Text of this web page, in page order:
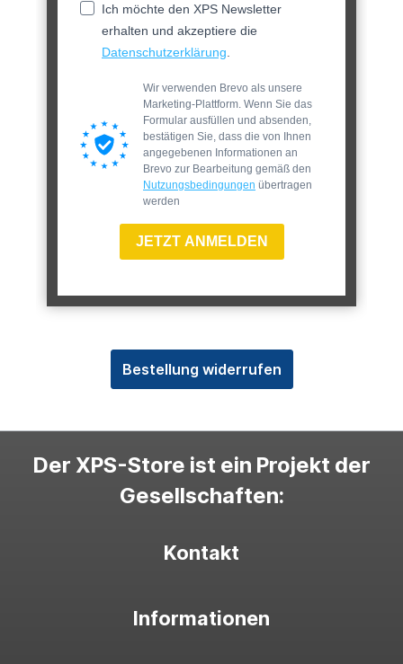
Ich möchte den XPS Newsletter
erhalten und akzeptiere die
Datenschutzerklärung
Wir verwenden Brevo als unsere
Marketing-Plattform. Wenn Sie das
Formular ausfüllen und absenden,
bestätigen Sie, dass die von Ihnen
angegebenen Informationen an
Brevo zur Bearbeitung gemäß den
Nutzungsbedingungen übertragen
werden
JETZT ANMELDEN
Bestellung widerrufen
Der XPS-Store ist ein Projekt der
Gesellschaften:
Kontakt
Informationen